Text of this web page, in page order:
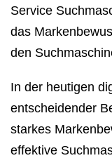
Service
das
den
In der heutigen
entscheidender
starkes
effektive